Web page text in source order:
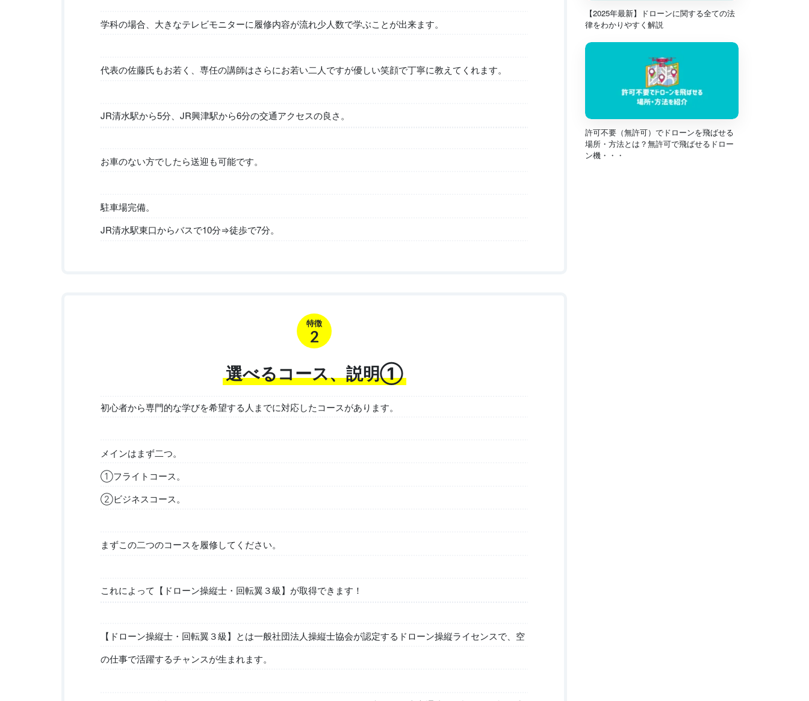
学科の場合、大きなテレビモニターに履修内容が流れ少人数で学ぶことが出来ます。
代表の佐藤氏もお若く、専任の講師はさらにお若い二人ですが優しい笑顔で丁寧に教えてくれます。
JR清水駅から5分、JR興津駅から6分の交通アクセスの良さ。
お車のない方でしたら送迎も可能です。
駐車場完備。
JR清水駅東口からバスで10分⇒徒歩で7分。
特徴
2
選べるコース、説明①
初心者から専門的な学びを希望する人までに対応したコースがあります。
メインはまず二つ。
①フライトコース。
②ビジネスコース。
まずこの二つのコースを履修してください。
これによって【ドローン操縦士・回転翼３級】が取得できます！
【ドローン操縦士・回転翼３級】とは一般社団法人操縦士協会が認定するドローン操縦ライセンスで、空
の仕事で活躍するチャンスが生まれます。
【2025年最新】ドローンに関する全ての法
律をわかりやすく解説
許可不要（無許可）でドローンを飛ばせる
場所・方法とは？無許可で飛ばせるドロー
ン機・・・